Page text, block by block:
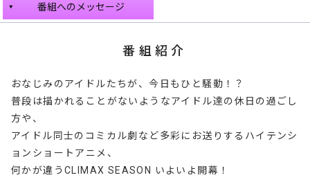
番組へのメッセージ
番組紹介
おなじみのアイドルたちが、今日もひと騒動！？
普段は描かれることがないようなアイドル達の休日の過ごし
方や、
アイドル同士のコミカル劇など多彩にお送りするハイテンシ
ョンショートアニメ、
何かが違うCLIMAX SEASON いよいよ開幕！